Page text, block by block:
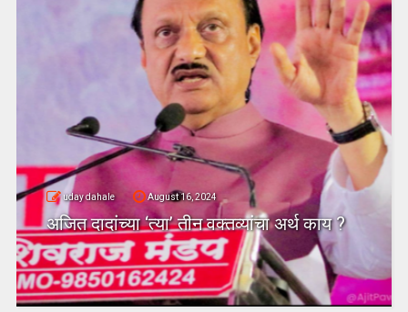
uday dahale August 16, 2024
अजित दादांच्या ‘त्या’ तीन वक्तव्यांचा अर्थ काय ?